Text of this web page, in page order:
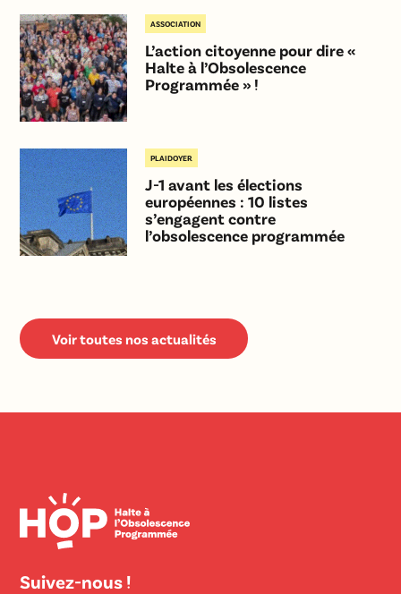
ASSOCIATION
L’action citoyenne pour dire «
Halte à l’Obsolescence
Programmée » !
PLAIDOYER
J-1 avant les élections
européennes : 10 listes
s’engagent contre
l’obsolescence programmée
Voir toutes nos actualités
Suivez-nous !